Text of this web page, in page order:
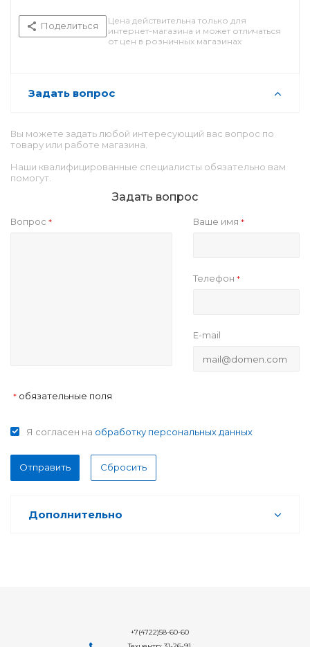
Поделиться
Цена действительна только для
интернет-магазина и может отличаться
от цен в розничных магазинах
Задать вопрос
Вы можете задать любой интересующий вас вопрос по
товару или работе магазина.
Наши квалифицированные специалисты обязательно вам
помогут.
Задать вопрос
Вопрос * Ваше имя*
Телефон*
E-mail
* обязательные поля
Я согласен на обработку персональных данных
Отправить Сбросить
Дополнительно
+7(4722)58-60-60